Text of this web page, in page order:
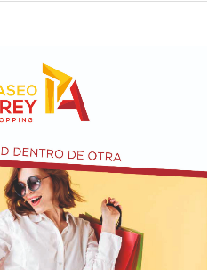
cumplen 38 años de la
intendente de Necochea,
de Quequén.
Necochea habían muerto
supo, habían subido a su
antes, donde se hallaban
frontal resultó letal: sólo